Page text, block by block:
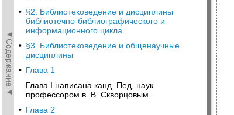
◄Содержание◄
• §2. Библиотековедение и дисциплины
библиотечно-библиографического и
информационного цикла
• §3. Библиотековедение и общенаучные
дисциплины
• Глава 1
Глава I написана канд. Пед, наук
профессором в. В. Скворцовым.
• Глава 2